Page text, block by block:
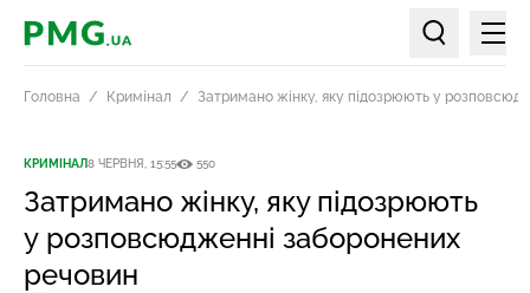
PMG.ua
Пошук по
Головна Кримінал Затримано жінку, яку підозрюють у
КРИМІНАЛ8 ЧЕРВНЯ, 15:55 550
Затримано жінку, яку підозрюють
у розповсюдженні заборонених
речовин